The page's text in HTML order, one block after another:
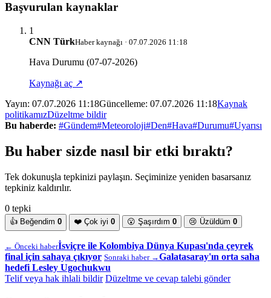
Başvurulan kaynaklar
1
CNN TürkHaber kaynağı · 07.07.2026 11:18
Hava Durumu (07-07-2026)
Kaynağı aç ↗
Yayın: 07.07.2026 11:18Güncelleme: 07.07.2026 11:18Kaynak
politikamızDüzeltme bildir
Bu haberde: #Gündem#Meteoroloji#Den#Hava#Durumu#Uyarısı
Bu haber sizde nasıl bir etki bıraktı?
Tek dokunuşla tepkinizi paylaşın. Seçiminize yeniden basarsanız
tepkiniz kaldırılır.
0 tepki
👍 Beğendim 0 ❤️ Çok iyi 0 😮 Şaşırdım 0 😢 Üzüldüm 0
← Önceki haberİsviçre ile Kolombiya Dünya Kupası'nda çeyrek
final için sahaya çıkıyor Sonraki haber →Galatasaray'ın orta saha
hedefi Lesley Ugochukwu
Telif veya hak ihlali bildir Düzeltme ve cevap talebi gönder